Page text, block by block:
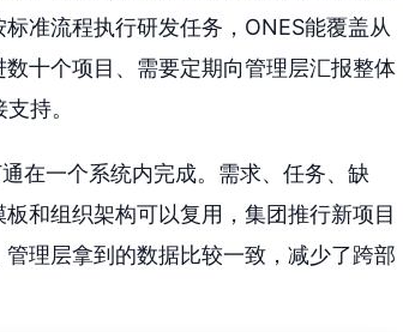
准流程执行研发任务，ONES能覆盖从
十个项目、需要定期向管理层汇报整体
持。
在一个系统内完成。需求、任务、缺
和组织架构可以复用，集团推行新项目
理层拿到的数据比较一致，减少了跨部